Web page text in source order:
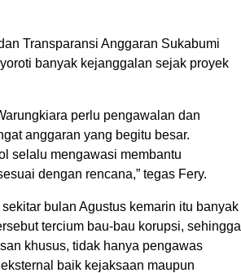
Transparansi Anggaran Sukabumi
banyak kejanggalan sejak proyek
perlu pengawalan dan
anggaran yang begitu besar.
selalu mengawasi membantu
dengan rencana,” tegas Fery.
bulan Agustus kemarin itu banyak
tercium bau-bau korupsi, sehingga
khusus, tidak hanya pengawas
baik kejaksaan maupun